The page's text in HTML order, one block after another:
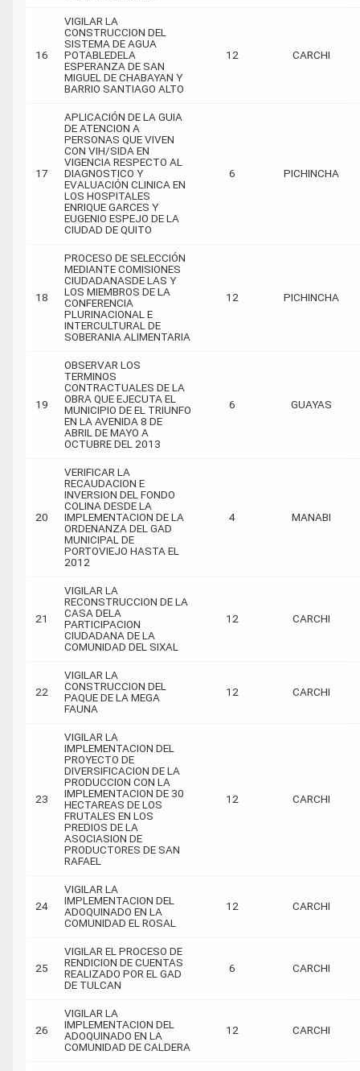
16
VIGILAR LA
CONSTRUCCION DEL
SISTEMA DE AGUA
POTABLEDELA
ESPERANZA DE SAN
MIGUEL DE CHABAYAN Y
BARRIO SANTIAGO ALTO
12 CARCHI
17
APLICACIÓN DE LA GUIA
DE ATENCION A
PERSONAS QUE VIVEN
CON VIH/SIDA EN
VIGENCIA RESPECTO AL
DIAGNOSTICO Y
EVALUACIÓN CLINICA EN
LOS HOSPITALES
ENRIQUE GARCES Y
EUGENIO ESPEJO DE LA
CIUDAD DE QUITO
6 PICHINCHA
18
PROCESO DE SELECCIÓN
MEDIANTE COMISIONES
CIUDADANASDE LAS Y
LOS MIEMBROS DE LA
CONFERENCIA
PLURINACIONAL E
INTERCULTURAL DE
SOBERANIA ALIMENTARIA
12 PICHINCHA
19
OBSERVAR LOS
TERMINOS
CONTRACTUALES DE LA
OBRA QUE EJECUTA EL
MUNICIPIO DE EL TRIUNFO
EN LA AVENIDA 8 DE
ABRIL DE MAYO A
OCTUBRE DEL 2013
6 GUAYAS
20
VERIFICAR LA
RECAUDACION E
INVERSION DEL FONDO
COLINA DESDE LA
IMPLEMENTACION DE LA
ORDENANZA DEL GAD
MUNICIPAL DE
PORTOVIEJO HASTA EL
2012
4 MANABI
21
VIGILAR LA
RECONSTRUCCION DE LA
CASA DELA
PARTICIPACION
CIUDADANA DE LA
COMUNIDAD DEL SIXAL
12 CARCHI
22
VIGILAR LA
CONSTRUCCION DEL
PAQUE DE LA MEGA
FAUNA
12 CARCHI
23
VIGILAR LA
IMPLEMENTACION DEL
PROYECTO DE
DIVERSIFICACION DE LA
PRODUCCION CON LA
IMPLEMENTACION DE 30
HECTAREAS DE LOS
FRUTALES EN LOS
PREDIOS DE LA
ASOCIASION DE
PRODUCTORES DE SAN
RAFAEL
12 CARCHI
24
VIGILAR LA
IMPLEMENTACION DEL
ADOQUINADO EN LA
COMUNIDAD EL ROSAL
12 CARCHI
25
VIGILAR EL PROCESO DE
RENDICION DE CUENTAS
REALIZADO POR EL GAD
DE TULCAN
6 CARCHI
26
VIGILAR LA
IMPLEMENTACION DEL
ADOQUINADO EN LA
COMUNIDAD DE CALDERA
12 CARCHI